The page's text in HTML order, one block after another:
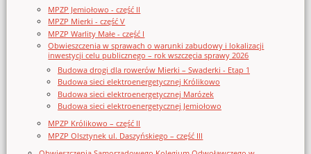
MPZP Jemiołowo - część II
MPZP Mierki - część V
MPZP Warlity Małe - część I
Obwieszczenia w sprawach o warunki zabudowy i lokalizacji
inwestycji celu publicznego – rok wszczęcia sprawy 2026
Budowa drogi dla rowerów Mierki – Swaderki - Etap 1
Budowa sieci elektroenergetycznej Królikowo
Budowa sieci elektroenergetycznej Marózek
Budowa sieci elektroenergetycznej Jemiołowo
MPZP Królikowo – część II
MPZP Olsztynek ul. Daszyńskiego – część III